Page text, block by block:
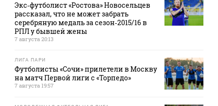
Экс‑футболист «Ростова» Новосельцев
рассказал, что не может забрать
серебряную медаль за сезон‑2015/16 в
РПЛ у бывшей жены
7 августа 20:13
ЛИГА ПАРИ
Футболисты «Сочи» прилетели в Москву
на матч Первой лиги с «Торпедо»
7 августа 19:57